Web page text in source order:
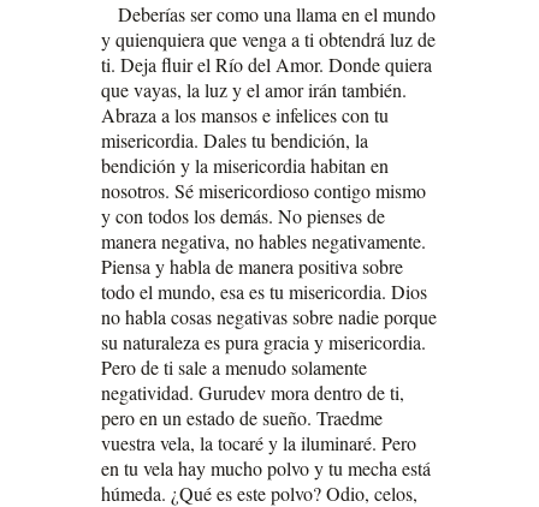
Deberías ser como una llama en el mundo
y quienquiera que venga a ti obtendrá luz de
ti. Deja fluir el Río del Amor. Donde quiera
que vayas, la luz y el amor irán también.
Abraza a los mansos e infelices con tu
misericordia. Dales tu bendición, la
bendición y la misericordia habitan en
nosotros. Sé misericordioso contigo mismo
y con todos los demás. No pienses de
manera negativa, no hables negativamente.
Piensa y habla de manera positiva sobre
todo el mundo, esa es tu misericordia. Dios
no habla cosas negativas sobre nadie porque
su naturaleza es pura gracia y misericordia.
Pero de ti sale a menudo solamente
negatividad. Gurudev mora dentro de ti,
pero en un estado de sueño. Traedme
vuestra vela, la tocaré y la iluminaré. Pero
en tu vela hay mucho polvo y tu mecha está
húmeda. ¿Qué es este polvo? Odio, celos,